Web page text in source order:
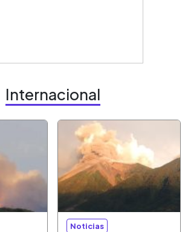
Internacional
Noticias